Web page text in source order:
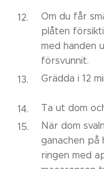
Om du får
plåten
med handen
försvunnit.
Grädda i 12
Ta ut dom
När dom
ganachen på
ringen med